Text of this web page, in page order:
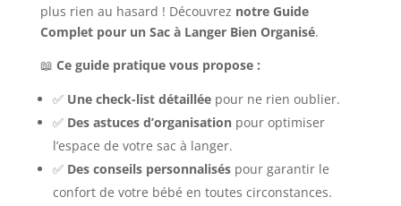
plus rien au hasard ! Découvrez notre Guide
Complet pour un Sac à Langer Bien Organisé.
📖 Ce guide pratique vous propose :
✅ Une check-list détailléepour ne rien oublier.
✅ Des astuces d’organisationpour optimiser
l’espace de votre sac à langer.
✅ Des conseils personnaliséspour garantir le
confort de votre bébé en toutes circonstances.